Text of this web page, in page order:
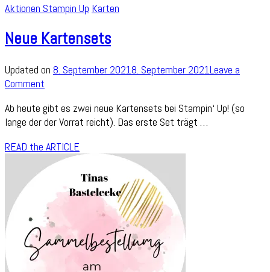
Aktionen Stampin Up Karten
Neue Kartensets
Updated on 8. September 20218. September 2021Leave a
Comment
Kartensets
Ab heute gibt es zwei neue Kartensets bei Stampin‘ Up! (so
lange der der Vorrat reicht). Das erste Set trägt …
READ the ARTICLE